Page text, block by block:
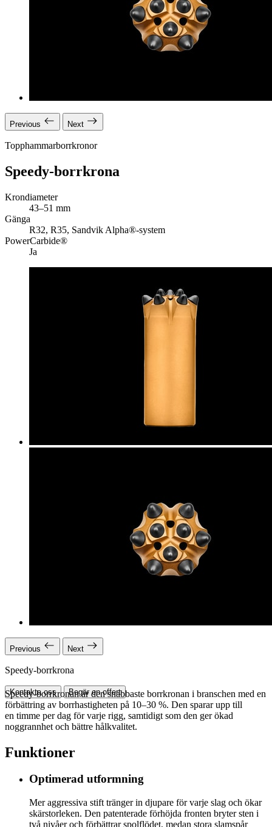
Previous Next
Topphammarborrkronor
Speedy-borrkrona
Krondiameter
43–51 mm
Gänga
R32, R35, Sandvik Alpha®-system
PowerCarbide®
Ja
Previous Next
Speedy-borrkrona
Kontakta oss Begär en offert
Speedy-borrkronan är den snabbaste borrkronan i branschen med en
förbättring av borrhastigheten på 10–30 %. Den sparar upp till
en timme per dag för varje rigg, samtidigt som den ger ökad
noggrannhet och bättre hålkvalitet.
Funktioner
Optimerad utformning
Mer aggressiva stift tränger in djupare för varje slag och ökar
skärstorleken. Den patenterade förhöjda fronten bryter sten i
två nivåer och förbättrar spolflödet, medan stora slamspår